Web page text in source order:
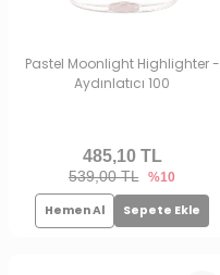
Pastel Moonlight Highlighter -
Aydınlatıcı 100
539,00 TL %10
485,10TL
Hemen Al Sepete Ekle